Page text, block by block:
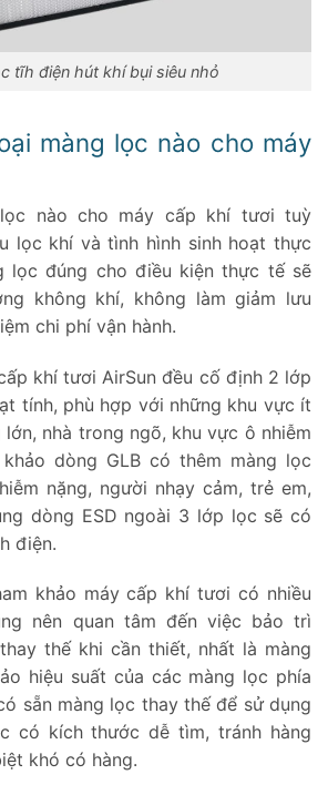
tĩh điện hút khí bụi siêu nhỏ
màng lọc nào cho máy
nào cho máy cấp khí tươi tuỳ
lọc khí và tình hình sinh hoạt thực
lọc đúng cho điều kiện thực tế sẽ
không khí, không làm giảm lưu
chi phí vận hành.
khí tươi AirSun đều cố định 2 lớp
tính, phù hợp với những khu vực ít
nhà trong ngõ, khu vực ô nhiễm
dòng GLB có thêm màng lọc
nặng, người nhạy cảm, trẻ em,
dòng ESD ngoài 3 lớp lọc sẽ có
điện.
khảo máy cấp khí tươi có nhiều
nên quan tâm đến việc bảo trì
thế khi cần thiết, nhất là màng
hiệu suất của các màng lọc phía
sẵn màng lọc thay thế để sử dụng
có kích thước dễ tìm, tránh hàng
khó có hàng.